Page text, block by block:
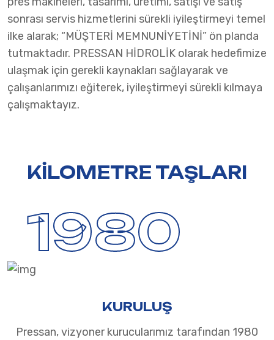
sonrası servis hizmetlerini sürekli iyileştirmeyi temel
ilke alarak; “MÜŞTERİ MEMNUNİYETİNİ” ön planda
tutmaktadır. PRESSAN HİDROLİK olarak hedefimize
ulaşmak için gerekli kaynakları sağlayarak ve
çalışanlarımızı eğiterek, iyileştirmeyi sürekli kılmaya
çalışmaktayız.
KİLOMETRE TAŞLARI
1980
KURULUŞ
Pressan, vizyoner kurucularımız tarafından 1980